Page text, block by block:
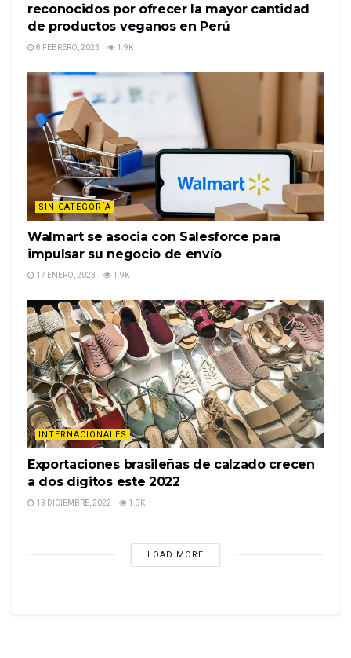
reconocidos por ofrecer la mayor cantidad
de productos veganos en Perú
8 FEBRERO, 2023 1.9K
SIN CATEGORÍA
Walmart se asocia con Salesforce para
impulsar su negocio de envío
17 ENERO, 2023 1.9K
INTERNACIONALES
Exportaciones brasileñas de calzado crecen
a dos dígitos este 2022
13 DICIEMBRE, 2022 1.9K
LOAD MORE